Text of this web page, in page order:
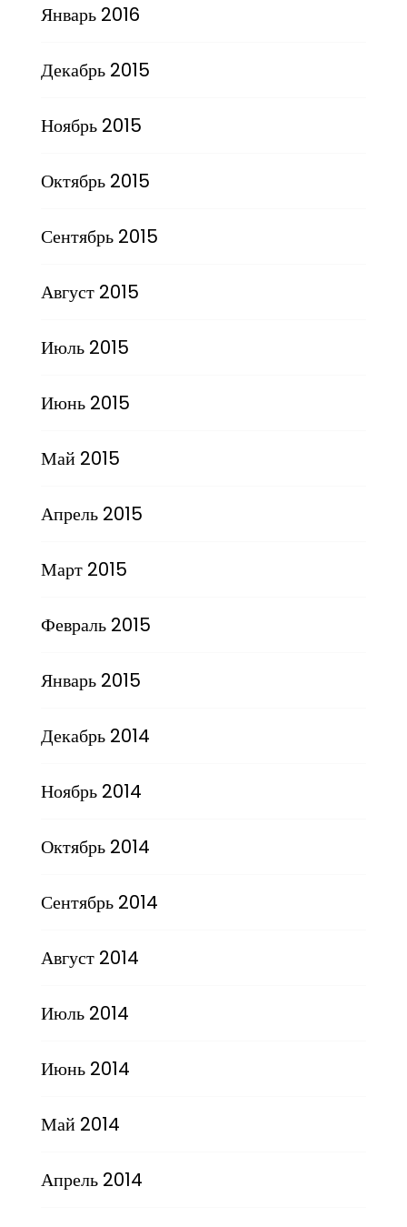
Январь 2016
Декабрь 2015
Ноябрь 2015
Октябрь 2015
Сентябрь 2015
Август 2015
Июль 2015
Июнь 2015
Май 2015
Апрель 2015
Март 2015
Февраль 2015
Январь 2015
Декабрь 2014
Ноябрь 2014
Октябрь 2014
Сентябрь 2014
Август 2014
Июль 2014
Июнь 2014
Май 2014
Апрель 2014